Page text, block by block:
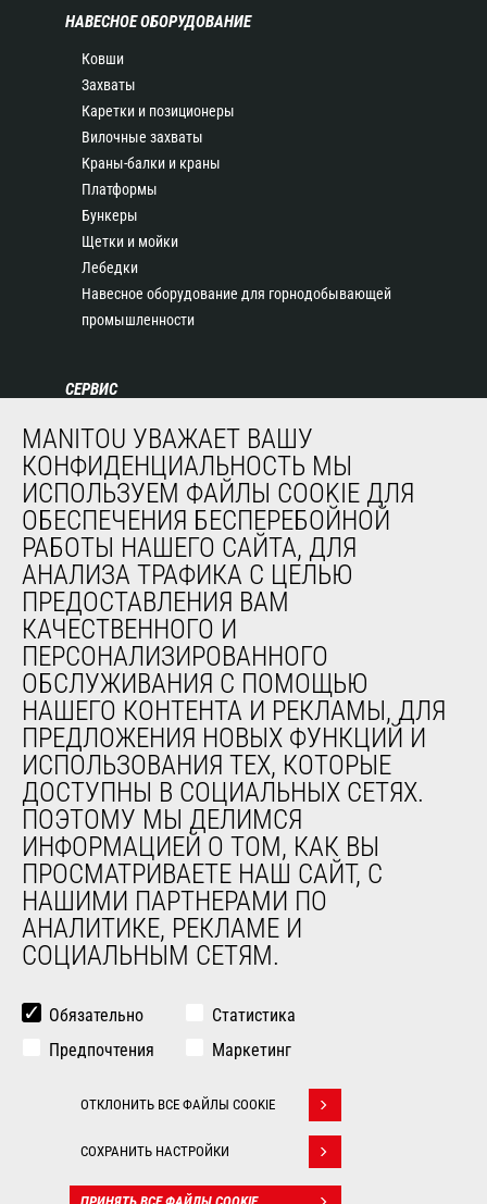
НАВЕСНОЕ ОБОРУДОВАНИЕ
Ковши
Захваты
Каретки и позиционеры
Вилочные захваты
Краны-балки и краны
Платформы
Бункеры
Щетки и мойки
Лебедки
Навесное оборудование для горнодобывающей
промышленности
СЕРВИС
Финансирование
Продленная гарантия
Контракты на техническое обслуживание
Запасные части
Система удаленного мониторинга
Программное обеспечение для диагностики и
обслуживания
Обучение
Подержанное оборудование
О НАС
Компания
Контакты
Юридическая информация
Мероприятия
Новости
История
General Terms and Conditions of Sale
ДРУГИЕ САЙТЫ ГРУППЫ
Used Manitou Machines
Gehl
© 2026 Юридическая Politique de
MANITOU УВАЖАЕТ ВАШУ
КОНФИДЕНЦИАЛЬНОСТЬ МЫ
ИСПОЛЬЗУЕМ ФАЙЛЫ COOKIE ДЛЯ
ОБЕСПЕЧЕНИЯ БЕСПЕРЕБОЙНОЙ
РАБОТЫ НАШЕГО САЙТА, ДЛЯ
АНАЛИЗА ТРАФИКА С ЦЕЛЬЮ
ПРЕДОСТАВЛЕНИЯ ВАМ
КАЧЕСТВЕННОГО И
ПЕРСОНАЛИЗИРОВАННОГО
ОБСЛУЖИВАНИЯ С ПОМОЩЬЮ
НАШЕГО КОНТЕНТА И РЕКЛАМЫ, ДЛЯ
ПРЕДЛОЖЕНИЯ НОВЫХ ФУНКЦИЙ И
ИСПОЛЬЗОВАНИЯ ТЕХ, КОТОРЫЕ
ДОСТУПНЫ В СОЦИАЛЬНЫХ СЕТЯХ.
ПОЭТОМУ МЫ ДЕЛИМСЯ
ИНФОРМАЦИЕЙ О ТОМ, КАК ВЫ
ПРОСМАТРИВАЕТЕ НАШ САЙТ, С
НАШИМИ ПАРТНЕРАМИ ПО
АНАЛИТИКЕ, РЕКЛАМЕ И
СОЦИАЛЬНЫМ СЕТЯМ.
Обязательно
Статистика
Предпочтения
Маркетинг
ОТКЛОНИТЬ ВСЕ ФАЙЛЫ COOKIE
СОХРАНИТЬ НАСТРОЙКИ